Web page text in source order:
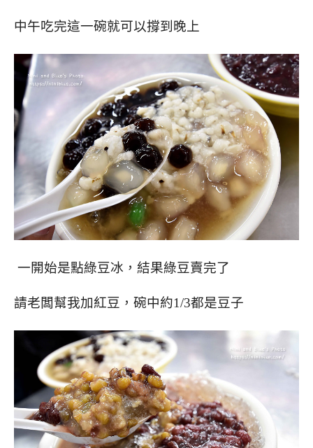
中午吃完這一碗就可以撐到晚上
一開始是點綠豆冰，結果綠豆賣完了
請老闆幫我加紅豆， 碗中約1/3都是豆子